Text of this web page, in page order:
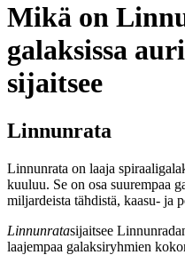
Mikä on
galaksissa
sijaitsee
Linnunrata
Linnunrata on laaja
kuuluu. Se on osa suurempaa
miljardeista tähdistä, kaasu- ja
Linnunratasijaitsee
laajempaa galaksiryhmien